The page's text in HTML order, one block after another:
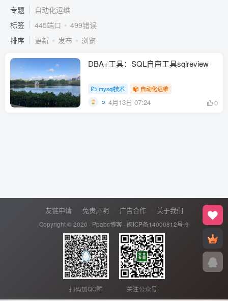
专题
自动化运维
标签
445端口
499错误
排序
更新 发布 浏览
DBA+工具：SQL自审工具sqlreview
mysql技术 自动化运维
4月13日 07:24 0
友链申请 免责声明 广告合作 关于我们
Copyright © 2020 · Ppabc博客 · 闽ICP备14000812号-9
扫码加QQ群 关注公众号